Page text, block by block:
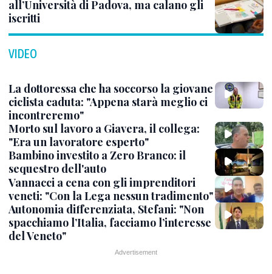
all’Università di Padova, ma calano gli
iscritti
VIDEO
La dottoressa che ha soccorso la giovane
ciclista caduta: "Appena starà meglio ci
incontreremo"
Morto sul lavoro a Giavera, il collega:
"Era un lavoratore esperto"
Bambino investito a Zero Branco: il
sequestro dell'auto
Vannacci a cena con gli imprenditori
veneti: "Con la Lega nessun tradimento"
Autonomia differenziata, Stefani: "Non
spacchiamo l’Italia, facciamo l’interesse
del Veneto"